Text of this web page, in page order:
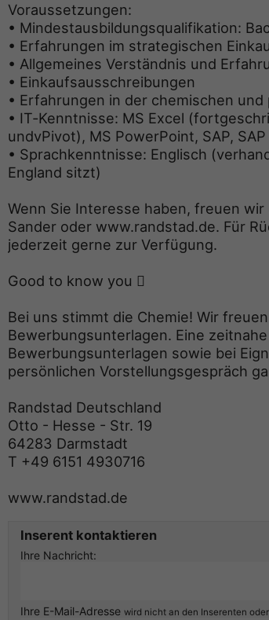
Voraussetzungen:
• Mindestausbildungsqualifikation:
• Erfahrungen im strategischen
• Allgemeines Verständnis und
• Einkaufsausschreibungen
• Erfahrungen in der chemischen
• IT‐Kenntnisse: MS Excel
undvPivot), MS PowerPoint, SAP, SAP
• Sprachkenntnisse: Englisch
England sitzt)
Wenn Sie Interesse haben, freuen
Sander oder www.randstad.de. Für
jederzeit gerne zur Verfügung.
Good to know you 
Bei uns stimmt die Chemie! Wir
Bewerbungsunterlagen. Eine
Bewerbungsunterlagen sowie bei
persönlichen Vorstellungsgespräch
Randstad Deutschland
Otto - Hesse - Str. 19
64283 Darmstadt
T +49 6151 4930716
www.randstad.de
Inserent kontaktieren
Ihre Nachricht:
Ihre E-Mail-Adresse wird nicht an den Inserenten